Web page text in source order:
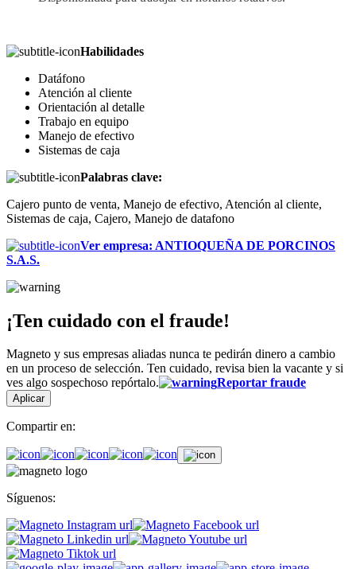
Habilidades
Datáfono
Atención al cliente
Orientación al detalle
Trabajo en equipo
Manejo de efectivo
Sistemas de caja
Palabras clave:
Cajero punto de venta, Manejo de efectivo, Atención al cliente,
Sistemas de caja, Cajero, Manejo de datafono
Ver empresa: ANTIOQUEÑA DE PORCINOS
S.A.S.
¡Ten cuidado con el fraude!
Magneto y sus empresas aliadas nunca te pedirán dinero a cambio
en un proceso de selección. Ten cuidado, revisa bien la vacante y si
ves algo sospechoso repórtalo.
Reportar fraude
Aplicar
Compartir en:
Síguenos: